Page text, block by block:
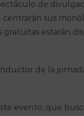
de
sus
gratuitas estarán
de la
evento, que